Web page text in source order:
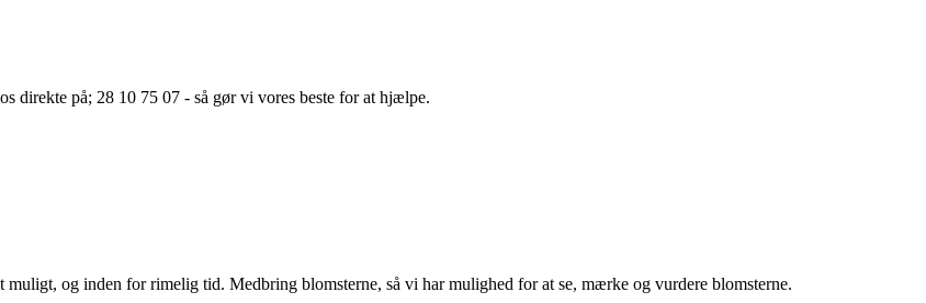
direkte på; 28 10 75 07 - så gør vi vores beste for at hjælpe.
og inden for rimelig tid. Medbring blomsterne, så vi har mulighed for at se, mærke og vurdere blomsterne.